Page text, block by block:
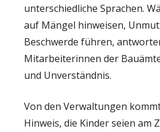
unterschiedliche Sprachen.
auf Mängel hinweisen,
Beschwerde führen,
Mitarbeiterinnen der
und Unverständnis.
Von den Verwaltungen
Hinweis, die Kinder seien am